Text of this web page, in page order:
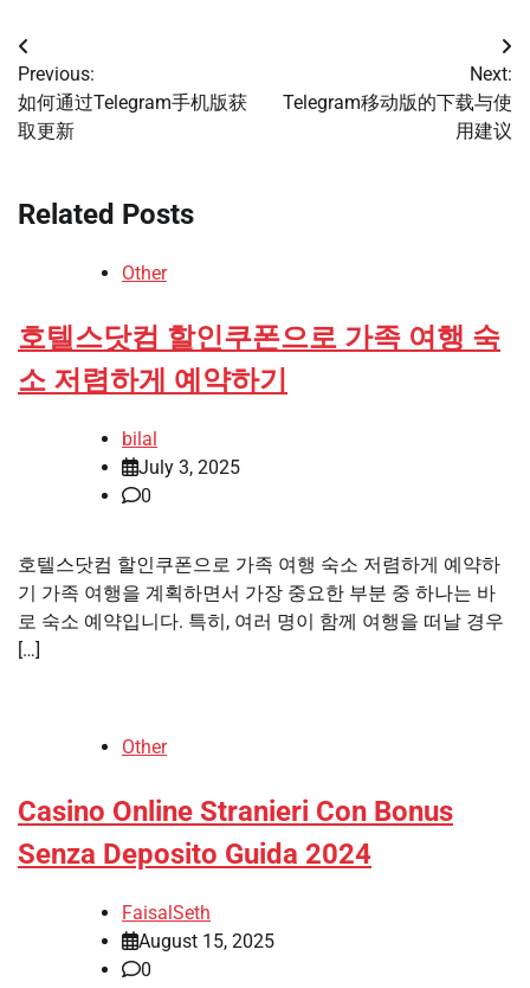
Post
navigation
Previous:
如何通过Telegram手机版获
取更新
Next:
Telegram移动版的下载与使
用建议
Related Posts
Other
호텔스닷컴 할인쿠폰으로 가족 여행 숙
소 저렴하게 예약하기
bilal
July 3, 2025
0
호텔스닷컴 할인쿠폰으로 가족 여행 숙소 저렴하게 예약하
기 가족 여행을 계획하면서 가장 중요한 부분 중 하나는 바
로 숙소 예약입니다. 특히, 여러 명이 함께 여행을 떠날 경우
[…]
Other
Casino Online Stranieri Con Bonus
Senza Deposito Guida 2024
FaisalSeth
August 15, 2025
0